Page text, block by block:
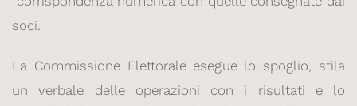
soci.
La Commissione Elettorale esegue lo spoglio, stila
un verbale delle operazioni con i risultati e lo